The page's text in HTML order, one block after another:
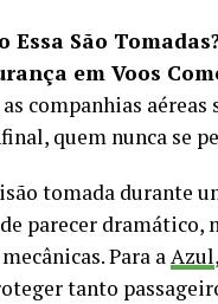
Essa São
em Voos
companhias
quem nunca se
tomada durante
parecer dramático,
Para aAzul
tanto